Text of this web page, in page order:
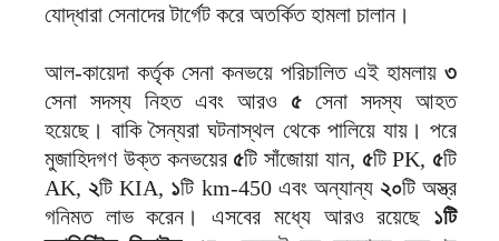
যোদ্ধারা সেনাদের টার্গেট করে অতর্কিত হামলা চালান।
আল-কায়েদা কর্তৃক সেনা কনভয়ে পরিচালিত এই হামলায় ৩
সেনা সদস্য নিহত এবং আরও ৫ সেনা সদস্য আহত
হয়েছে। বাকি সৈন্যরা ঘটনাস্থল থেকে পালিয়ে যায়। পরে
মুজাহিদগণ উক্ত কনভয়ের ৫টি সাঁজোয়া যান, ৫টি PK, ৫টি
AK, ২টি KIA, ১টি km-450 এবং অন্যান্য ২০টি অস্ত্র
গনিমত লাভ করেন। এসবের মধ্যে আরও রয়েছে ১টি